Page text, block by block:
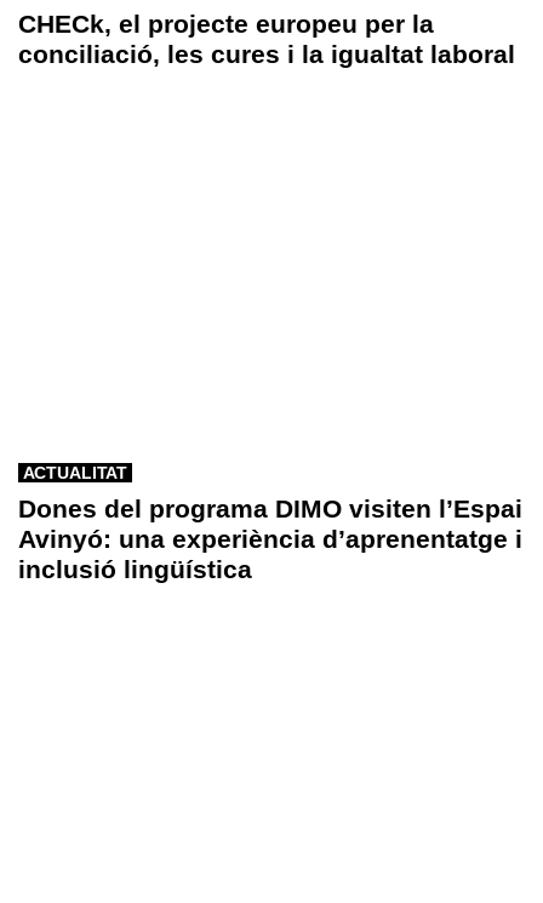
CHECk, el projecte europeu per la
conciliació, les cures i la igualtat laboral
ACTUALITAT
Dones del programa DIMO visiten l’Espai
Avinyó: una experiència d’aprenentatge i
inclusió lingüística